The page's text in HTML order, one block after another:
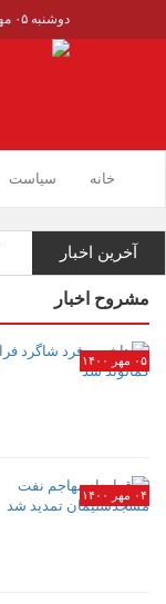
دوشنبه ۰۵ مهر ۱۴۰۰
خانه سیاست
آخرین اخبار
مشروح اخبار
۰۵ مهر ۱۴۰۰
۰۴ مهر ۱۴۰۰